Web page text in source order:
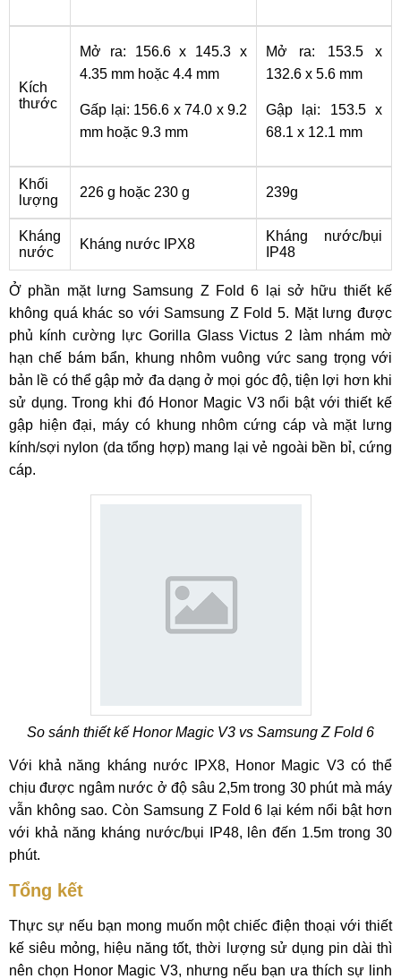
Kích
thước
Mở ra: 156.6 x 145.3 x
4.35 mm hoặc 4.4 mm
Gấp lại: 156.6 x 74.0 x 9.2
mm hoặc 9.3 mm
Mở ra: 153.5 x
132.6 x 5.6 mm
Gập lại: 153.5 x
68.1 x 12.1 mm
Khối
lượng
226 g hoặc 230 g 239g
Kháng
nước
Kháng nước IPX8
Kháng nước/bụi
IP48
Ở phần mặt lưng Samsung Z Fold 6 lại sở hữu thiết kế
không quá khác so với Samsung Z Fold 5. Mặt lưng được
phủ kính cường lực Gorilla Glass Victus 2 làm nhám mờ
hạn chế bám bẩn, khung nhôm vuông vức sang trọng với
bản lề có thể gập mở đa dạng ở mọi góc độ, tiện lợi hơn khi
sử dụng. Trong khi đó Honor Magic V3 nổi bật với thiết kế
gập hiện đại, máy có khung nhôm cứng cáp và mặt lưng
kính/sợi nylon (da tổng hợp) mang lại vẻ ngoài bền bỉ, cứng
cáp.
So sánh thiết kế Honor Magic V3 vs Samsung Z Fold 6
Với khả năng kháng nước IPX8, Honor Magic V3 có thể
chịu được ngâm nước ở độ sâu 2,5m trong 30 phút mà máy
vẫn không sao. Còn Samsung Z Fold 6 lại kém nổi bật hơn
với khả năng kháng nước/bụi IP48, lên đến 1.5m trong 30
phút.
Tổng kết
Thực sự nếu bạn mong muốn một chiếc điện thoại với thiết
kế siêu mỏng, hiệu năng tốt, thời lượng sử dụng pin dài thì
nên chọn Honor Magic V3, nhưng nếu bạn ưa thích sự linh